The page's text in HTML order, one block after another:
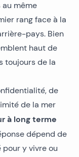
même
rang face à la
pays. Bien
haut de
toujours de la
de
de la mer
à long terme
dépend de
y vivre ou